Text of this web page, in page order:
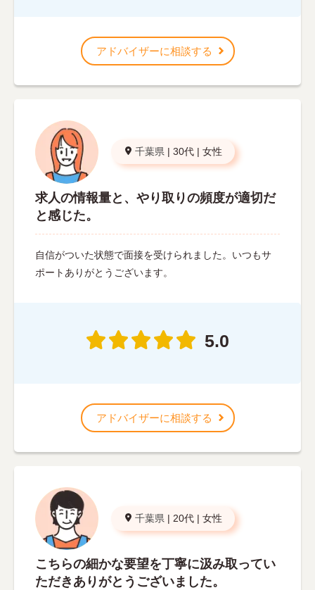
アドバイザーに相談する
千葉県 | 30代 | 女性
求人の情報量と、やり取りの頻度が適切だ
と感じた。
自信がついた状態で面接を受けられました。いつもサ
ポートありがとうございます。
5.0
アドバイザーに相談する
千葉県 | 20代 | 女性
こちらの細かな要望を丁寧に汲み取ってい
ただきありがとうございました。